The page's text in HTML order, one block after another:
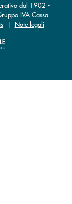
dal 1902 -
IVA Cassa
| Note legali